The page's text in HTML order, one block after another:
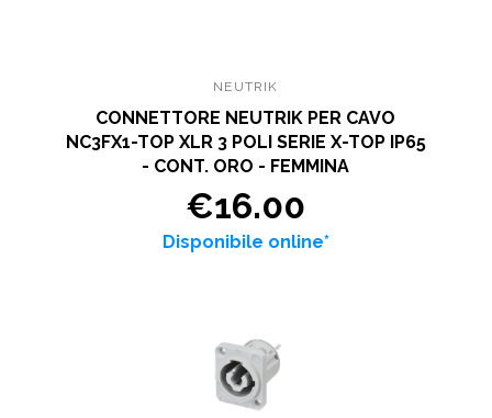
NEUTRIK
CONNETTORE NEUTRIK PER CAVO
NC3FX1-TOP XLR 3 POLI SERIE X-TOP IP65
- CONT. ORO - FEMMINA
€16.00
Disponibile online*